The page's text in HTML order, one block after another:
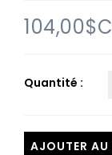
Contactez-
nous
Quantité :
AJOUTER AU